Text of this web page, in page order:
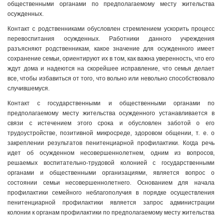
общественными органами по предполагаемому месту жительства
осужденных.
Контакт с родственниками обусловлен стремлением ускорить процесс
перевоспитания осужденных. Работники данного учреждения
разъясняют родственникам, какое значение для осужденного имеет
сохранение семьи, ориентируют их в том, как важна уверенность, что его
ждут дома и надеются на скорейшее исправление, что семья делает
все, чтобы избавиться от того, что вольно или невольно способствовало
случившемуся.
Контакт с государственными и общественными органами по
предполагаемому месту жительства осужденного устанавливается в
связи с истечением этого срока и обусловлен заботой о его
трудоустройстве, позитивной микросреде, здоровом общении, т. е. о
закреплении результатов пенитенциарной профилактики. Когда речь
идет об осужденном несовершеннолетнем, одним из вопросов,
решаемых воспитательно-трудовой колонией с государственными
органами и общественными организациями, является вопрос о
состоянии семьи несовершеннолетнего. Основанием для начала
профилактики семейного неблагополучия в порядке осуществления
пенитенциарной профилактики является запрос администрации
колонии к органам профилактики по предполагаемому месту жительства